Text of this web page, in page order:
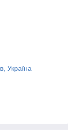
Україна